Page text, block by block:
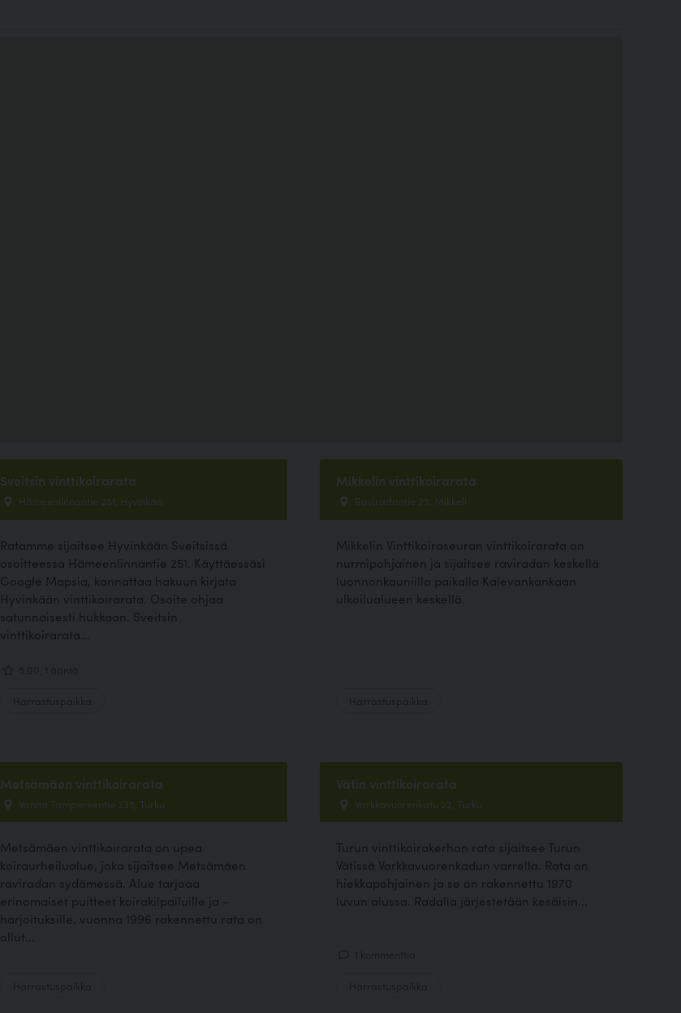
Sveitsin vinttikoirarata
Hämeenlinnantie 251, Hyvinkää
Ratamme sijaitsee Hyvinkään Sveitsissä
osoitteessa Hämeenlinnantie 251. Käyttäessäsi
Google Mapsia, kannattaa hakuun kirjata
Hyvinkään vinttikoirarata. Osoite ohjaa
satunnaisesti hukkaan. Sveitsin
vinttikoirarata...
Mikkelin vinttikoirarata
Raviradantie 22, Mikkeli
Mikkelin Vinttikoiraseuran vinttikoirarata on
nurmipohjainen ja sijaitsee raviradan keskellä
luonnonkauniilla paikalla Kalevankankaan
ulkoilualueen keskellä.
Metsämäen vinttikoirarata
Vanha Tampereentie 235, Turku
Metsämäen vinttikoirarata on upea
koiraurheilualue, joka sijaitsee Metsämäen
raviradan sydämessä. Alue tarjoaa
erinomaiset puitteet koirakilpailuille ja -
harjoituksille. vuonna 1996 rakennettu rata on
ollut...
Vätin vinttikoirarata
Varkkavuorenkatu 22, Turku
Turun vinttikoirakerhon rata sijaitsee Turun
Vätissä Varkkavuorenkadun varrella. Rata on
hiekkapohjainen ja se on rakennettu 1970
luvun alussa. Radalla järjestetään kesäisin...